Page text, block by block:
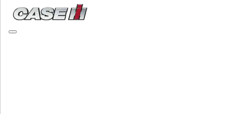
MANUTENTION DE MATÉRIAUX